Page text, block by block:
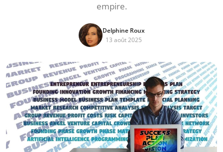
empire.
Delphine Roux
13 août 2025